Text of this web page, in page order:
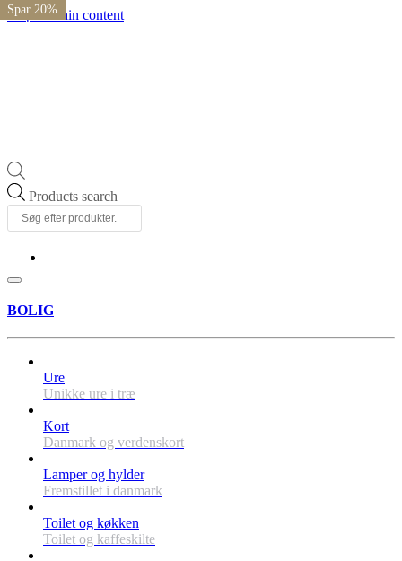
Skip to main content
Products search
BOLIG
Ure
Unikke ure i træ
Kort
Danmark og verdenskort
Lamper og hylder
Fremstillet i danmark
Toilet og køkken
Toilet og kaffeskilte
Spar 20%
Spar 20%
Spar 20%
Spar 20%